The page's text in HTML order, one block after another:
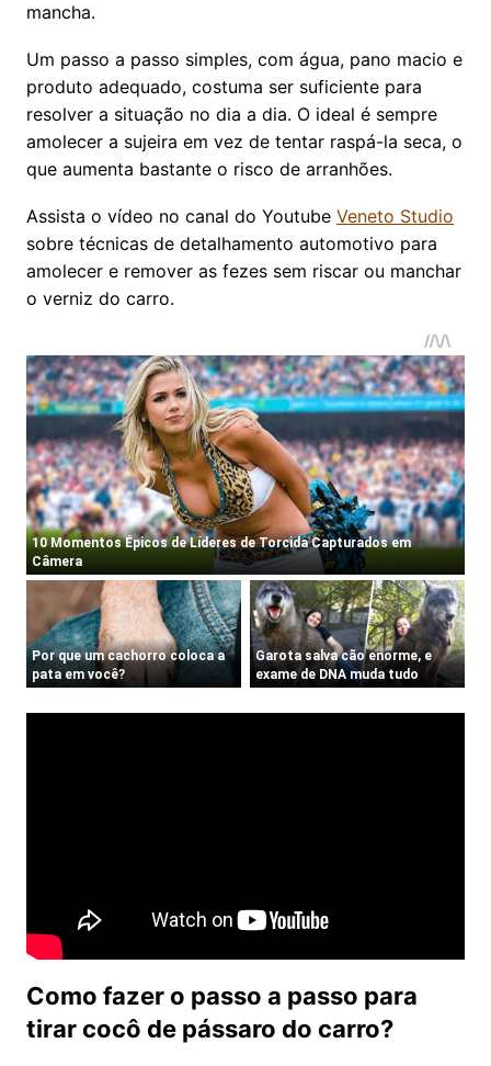
mancha.
Um passo a passo simples, com água, pano macio e
produto adequado, costuma ser suficiente para
resolver a situação no dia a dia. O ideal é sempre
amolecer a sujeira em vez de tentar raspá-la seca, o
que aumenta bastante o risco de arranhões.
Assista o vídeo no canal do Youtube Veneto Studio
sobre técnicas de detalhamento automotivo para
amolecer e remover as fezes sem riscar ou manchar
o verniz do carro.
Como fazer o passo a passo para
tirar cocô de pássaro do carro?